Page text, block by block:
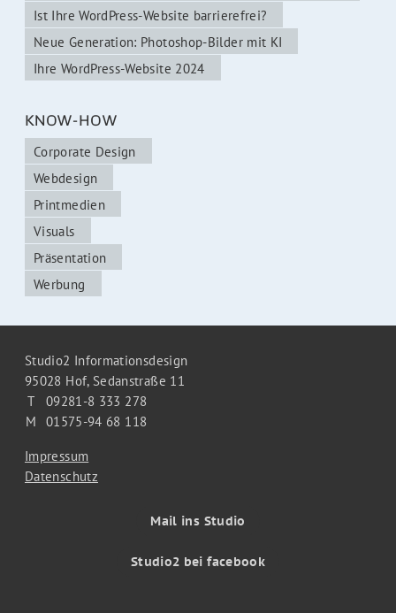
Ist Ihre WordPress-Website barrierefrei?
Neue Generation: Photoshop-Bilder mit KI
Ihre WordPress-Website 2024
KNOW-HOW
Corporate Design
Webdesign
Printmedien
Visuals
Präsentation
Werbung
Studio2 Informationsdesign
95028 Hof, Sedanstraße 11
T
09281-8 333 278
M
01575-94 68 118
Impressum
Datenschutz
Mail ins Studio
Studio2 bei facebook